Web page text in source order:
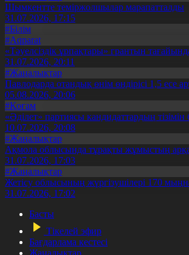
Шымкентте теміржолшылар марапатталды
31.07.2026, 17:15
#Білім
#Aqparat
«Тәуелсіздік ұрпақтары» грантын
31.07.2026, 20:11
#Жаңалықтар
Павлодарда отандық өнім өндірісі 1,5 есе
05.08.2026, 20:06
#Қоғам
«Әділет» партиясы кандидаттардың тізімін
10.07.2026, 20:08
#Жаңалықтар
Ақмола облысында тұрақты жұмыстың
31.07.2026, 17:03
#Жаңалықтар
Жетісу облысының жүргізушілері 170
31.07.2026, 17:02
Басты
Тікелей эфир
Бағдарлама кестесі
Жаңалықтар